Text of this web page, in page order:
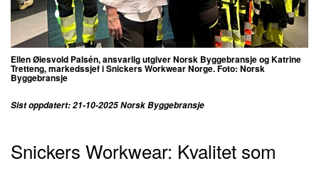
Ellen Øiesvold Palsén, ansvarlig utgiver Norsk Byggebransje ogKatrine
Tretteng, markedssjef i Snickers Workwear Norge. Foto: Norsk
Byggebransje
Sist oppdatert: 21-10-2025 Norsk Byggebransje
Snickers Workwear: Kvalitet som